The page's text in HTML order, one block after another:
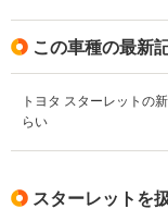
この車種の最新
トヨタ スターレットの
らい
スターレットを